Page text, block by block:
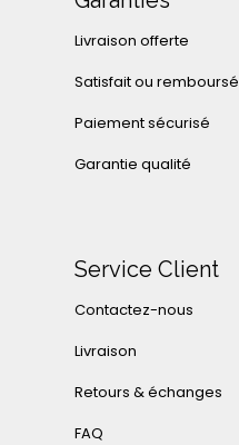
Livraison offerte
Satisfait ou remboursé
Paiement sécurisé
Garantie qualité
Service Client
Contactez-nous
Livraison
Retours & échanges
FAQ